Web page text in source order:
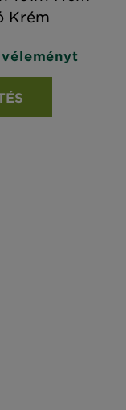
Krém
véleményt